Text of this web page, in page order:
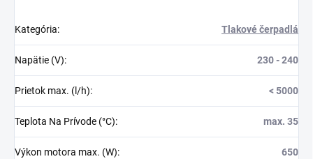
Kategória: Tlakové čerpadlá
Napätie (V): 230 - 240
Prietok max. (l/h): < 5000
Teplota Na Prívode (°C): max. 35
Výkon motora max. (W): 650